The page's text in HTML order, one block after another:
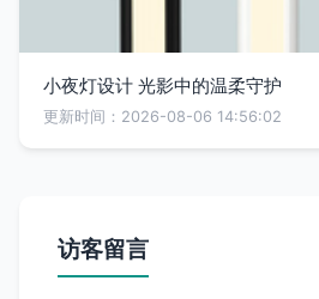
小夜灯设计 光影中的温柔守护
更新时间：2026-08-06 14:56:02
访客留言